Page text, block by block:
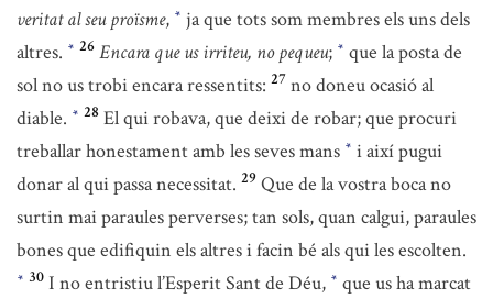
veritat al seu proïsme, * ja que tots som membres els uns dels
altres. * 26 Encara que us irriteu, no pequeu; * que la posta de
sol no us trobi encara ressentits: 27 no doneu ocasió al
diable. * 28 El qui robava, que deixi de robar; que procuri
treballar honestament amb les seves mans * i així pugui
donar al qui passa necessitat. 29 Que de la vostra boca no
surtin mai paraules perverses; tan sols, quan calgui, paraules
bones que edifiquin els altres i facin bé als qui les escolten.
* 30 I no entristiu l’Esperit Sant de Déu, * que us ha marcat